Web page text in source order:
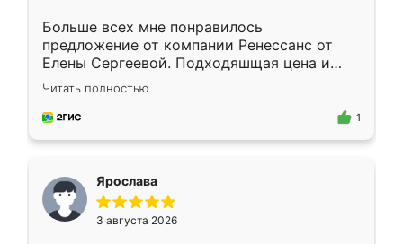
Больше всех мне понравилось
предложение от компании Ренессанс от
Елены Сергеевой. Подходяшщая цена и
короткие сроки изготовления. Приехавший
для замера сотрудник Владислав
предложил по моему эскизу самый
Читать полностью
1
Ярослава
3 августа 2026